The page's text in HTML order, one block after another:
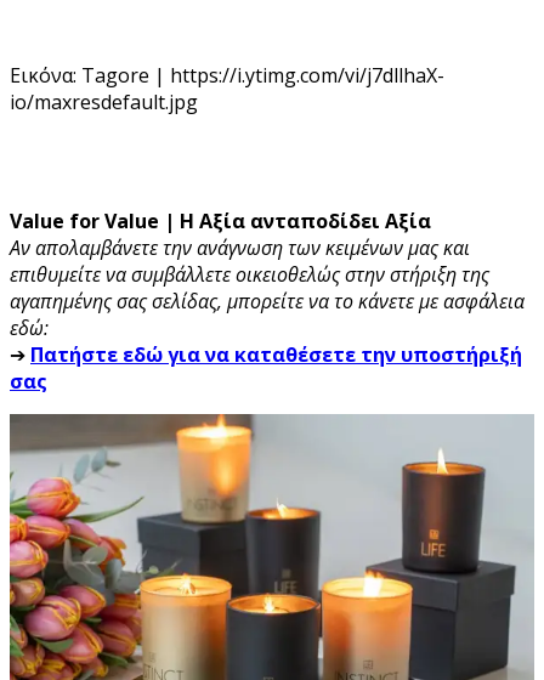
Εικόνα: Tagore | https://i.ytimg.com/vi/j7dllhaX-
io/maxresdefault.jpg
Value for Value | Η Αξία ανταποδίδει Αξία
Αν απολαμβάνετε την ανάγνωση των κειμένων μας και
επιθυμείτε να συμβάλλετε οικειοθελώς στην στήριξη της
αγαπημένης σας σελίδας, μπορείτε να το κάνετε με ασφάλεια
εδώ:
➔ Πατήστε εδώ για να καταθέσετε την υποστήριξή
σας